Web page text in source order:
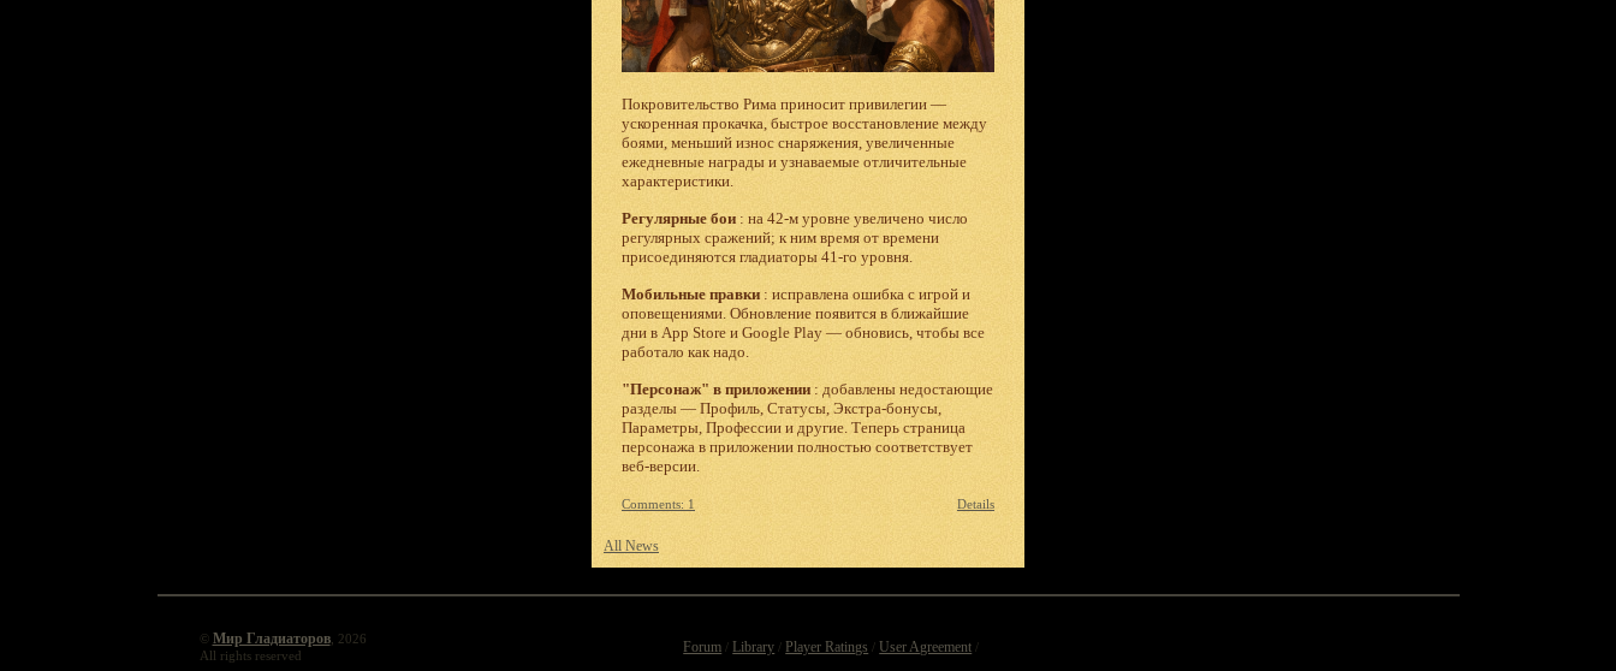
Покровительство Рима приносит привилегии —
ускоренная прокачка, быстрое восстановление между
боями, меньший износ снаряжения, увеличенные
ежедневные награды и узнаваемые отличительные
характеристики.
Регулярные бои : на 42-м уровне увеличено число
регулярных сражений; к ним время от времени
присоединяются гладиаторы 41-го уровня.
Мобильные правки : исправлена ошибка с игрой и
оповещениями. Обновление появится в ближайшие
дни в App Store и Google Play — обновись, чтобы все
работало как надо.
"Персонаж" в приложении: добавлены недостающие
разделы — Профиль, Статусы, Экстра-бонусы,
Параметры, Профессии и другие. Теперь страница
персонажа в приложении полностью соответствует
веб-версии.
Comments: 1 Details
All News
© Мир Гладиаторов, 2026
All rights reserved
Forum Library Player Ratings User Agreement